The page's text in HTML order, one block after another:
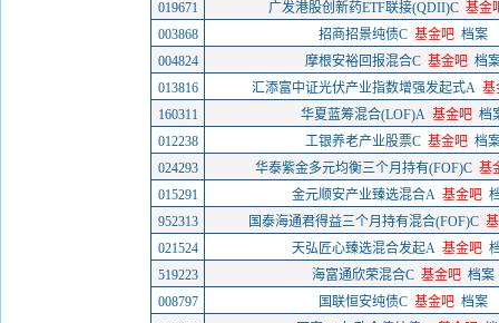
019671
广发港股创新药ETF联接(QDII)C 基金
003868
招商招景纯债C 基金吧 档案
004824
摩根安裕回报混合C 基金吧 档
013816
汇添富中证光伏产业指数增强发起式A 基
160311
华夏蓝筹混合(LOF)A 基金吧 档
012238
工银养老产业股票C 基金吧 档
024293
华泰紫金多元均衡三个月持有(FOF)C 基
015291
金元顺安产业臻选混合A 基金吧
952313
国泰海通君得益三个月持有混合(FOF)C
021524
天弘匠心臻选混合发起A 基金吧
519223
海富通欣荣混合C 基金吧 档案
008797
国联恒安纯债C 基金吧 档案